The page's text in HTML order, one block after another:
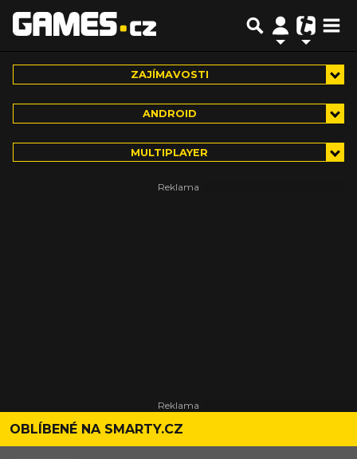
ZAJÍMAVOSTI
ANDROID
MULTIPLAYER
OBLÍBENÉ NA SMARTY.CZ